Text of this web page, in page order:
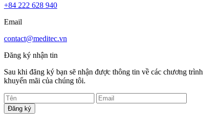
+84 222 628 940
Email
contact@meditec.vn
Đăng ký nhận tin
Sau khi đăng ký bạn sẽ nhận được thông tin về các chương trình
khuyến mãi của chúng tôi.
Đăng ký